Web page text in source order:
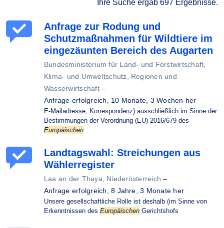
Ihre Suche ergab 697 Ergebnisse.
Anfrage zur Rodung und
Schutzmaßnahmen für Wildtiere im
eingezäunten Bereich des Augarten
Bundesministerium für Land- und Forstwirtschaft,
Klima- und Umweltschutz, Regionen und
Wasserwirtschaft–
Anfrage erfolgreich, 10 Monate, 3 Wochen her
E-Mailadresse, Korrespondenz) ausschließlich im Sinne der
Bestimmungen der Verordnung (EU) 2016/679 des
Europäischen
Landtagswahl: Streichungen aus
Wählerregister
Laa an der Thaya, Niederösterreich –
Anfrage erfolgreich,8 Jahre, 3 Monate her
Unsere gesellschaftliche Rolle ist deshalb (im Sinne von
Erkenntnissen des Europäischen Gerichtshofs